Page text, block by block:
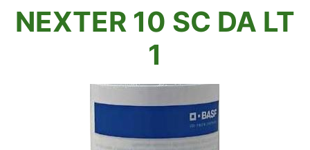
NEXTER 10 SC DA LT
1